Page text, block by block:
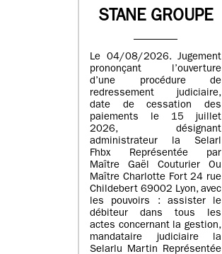
STANE GROUPE
Le 04/08/2026. Jugement
prononçant l’ouverture
d’une procédure de
redressement judiciaire,
date de cessation des
paiements le 15 juillet
2026, désignant
administrateur la Selarl
Fhbx Représentée par
Maître Gaël Couturier Ou
Maître Charlotte Fort 24 rue
Childebert 69002 Lyon, avec
les pouvoirs : assister le
débiteur dans tous les
actes concernant la gestion,
mandataire judiciaire la
Selarlu Martin Représentée